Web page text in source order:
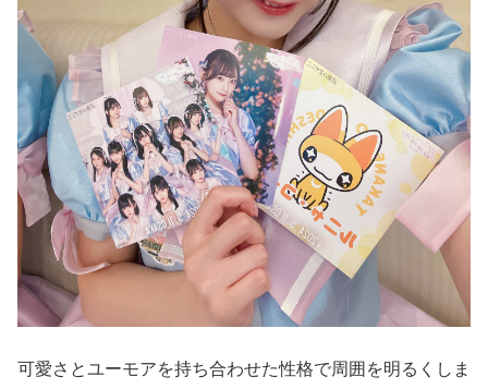
可愛さとユーモアを持ち合わせた性格で周囲を明るくしま